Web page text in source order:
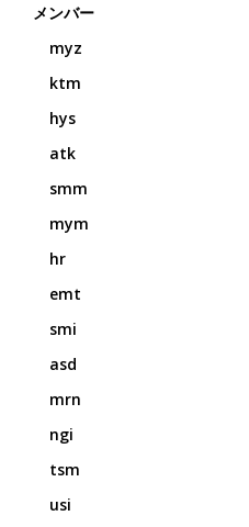
メンバー
myz
ktm
hys
atk
smm
mym
hr
emt
smi
asd
mrn
ngi
tsm
usi